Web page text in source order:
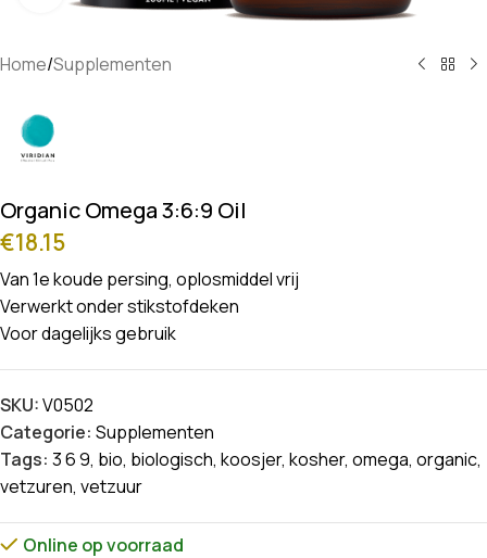
Home/Supplementen
Organic Omega 3:6:9 Oil
€18.15
Van 1e koude persing, oplosmiddel vrij
Verwerkt onder stikstofdeken
Voor dagelijks gebruik
SKU:V0502
Categorie: Supplementen
Tags: 3 6 9, bio, biologisch, koosjer, kosher, omega, organic,
vetzuren, vetzuur
Online op voorraad